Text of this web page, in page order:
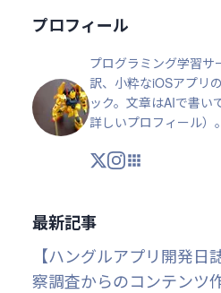
プロフィール
プログラミング学習サ
訳、小粋なiOSアプリ
ック。文章はAIで書い
詳しいプロフィール）。
X Instagram
アプリ・ツー
最新記事
【ハングルアプリ開発
察調査からのコンテンツ